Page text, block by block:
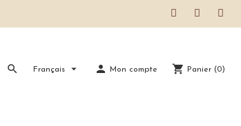
 Français  person Mon compte shopping_cart Panier (0)